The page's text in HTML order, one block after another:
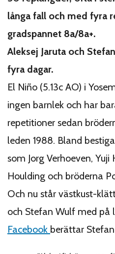
långa fall och med fyra
gradspannet 8a/8a+.
Aleksej Jaruta och
fyra dagar.
El Niño (5.13c AO) i
ingen barnlek och har
repetitioner sedan
leden 1988. Bland
som Jorg Verhoeven,
Houlding och bröderna
Och nu står västkust-
och Stefan Wulf med på
Facebook berättar